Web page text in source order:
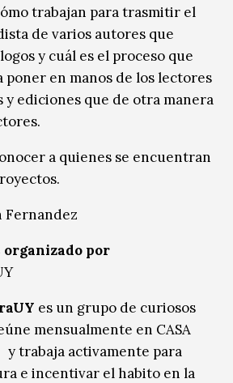
trabajan para trasmitir el
de varios autores que
y cuál es el proceso que
poner en manos de los lectores
ediciones que de otra manera
a quienes se encuentran
Fernandez
organizado por
es un grupo de curiosos
mensualmente en CASA
y trabaja activamente para
e incentivar el habito en la